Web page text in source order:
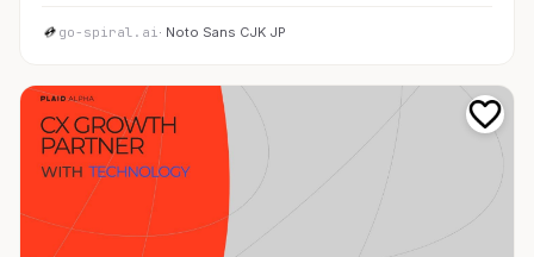
go-spiral.ai · Noto Sans CJK JP